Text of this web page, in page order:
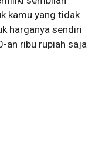
kamu yang tidak
harganya sendiri
an ribu rupiah saja